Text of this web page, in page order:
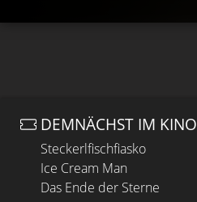
DEMNÄCHST IM KINO
Steckerlfischfiasko
Ice Cream Man
Das Ende der Sterne